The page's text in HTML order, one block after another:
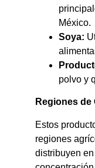
México.​
Soya:
polvo y
Regiones
Estos
regiones
distribuyen